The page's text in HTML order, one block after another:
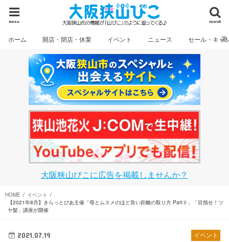
search
menu
ホーム 開店・閉店・休業 イベント ニュース セール・キャ
大阪狭山びこに広告を掲載しませんか？
HOME
イベント
【2021年8月】きらっとぴあ主催「母とムスメのほど良い距離の取り方 PartⅡ」「目指せ！ツ
ヤ髪」講座が開催
イベント
2021.07.19